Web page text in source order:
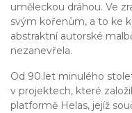
uměleckou dráhou. Ve
svým kořenům, a to ke
abstraktní autorské
nezanevřela.
Od 90.let minulého
v projektech, které
platformě Helas, jejíž